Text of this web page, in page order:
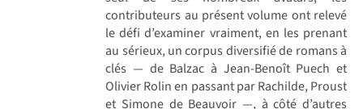
contributeurs au présent volume ont relevé
le défi d’examiner vraiment, en les prenant
au sérieux, un corpus diversifié de romans à
clés — de Balzac à Jean-Benoît Puech et
Olivier Rolin en passant par Rachilde, Proust
et Simone de Beauvoir —, à côté d’autres